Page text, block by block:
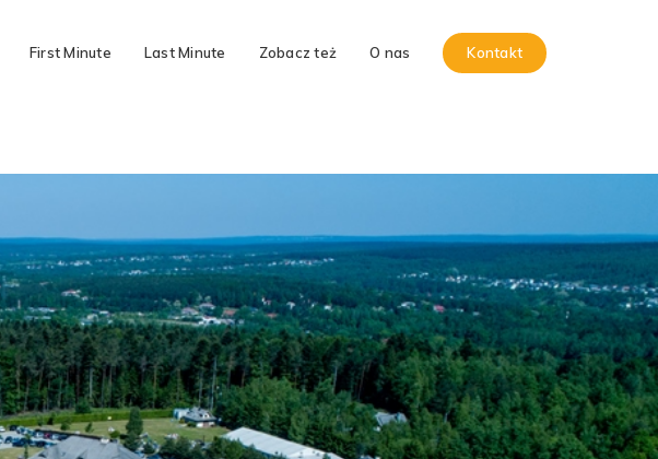
First Minute Last Minute Zobacz też O nas Kontakt